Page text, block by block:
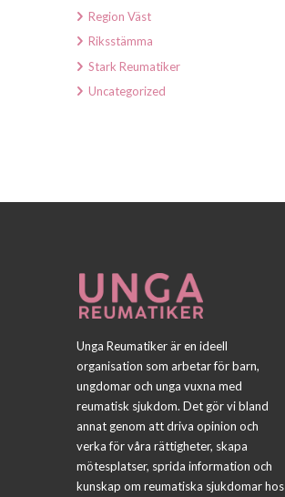
Region Väst
Riksstämma
Stark Reumatiker
Uncategorized
Unga Reumatiker är en ideell
organisation som arbetar för barn,
ungdomar och unga vuxna med
reumatisk sjukdom. Det gör vi bland
annat genom att driva opinion och
verka för våra rättigheter, skapa
mötesplatser, sprida information och
kunskap om reumatiska sjukdomar hos